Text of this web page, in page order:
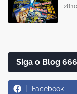
Siga o Blog 666
Facebook